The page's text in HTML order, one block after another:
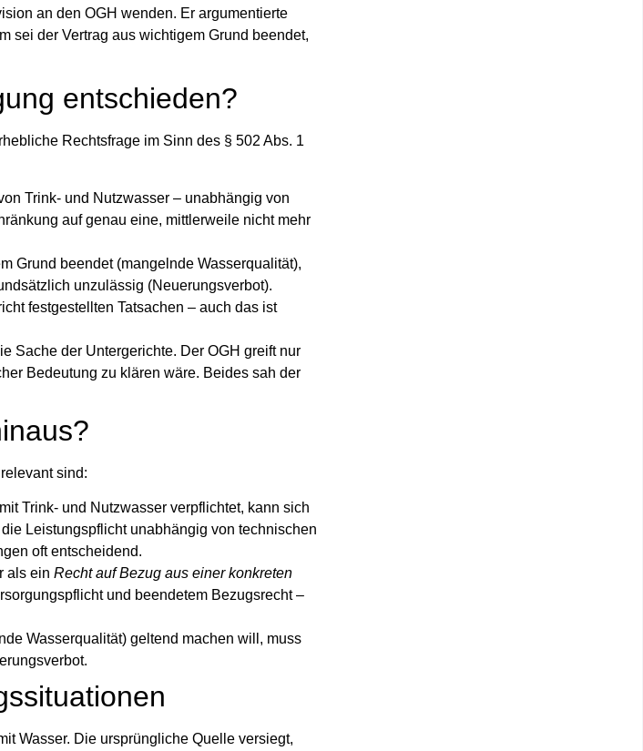
an den OGH wenden. Er argumentierte
sei der Vertrag aus wichtigem Grund beendet,
entschieden?
Rechtsfrage im Sinn des § 502 Abs. 1
Trink- und Nutzwasser – unabhängig von
auf genau eine, mittlerweile nicht mehr
Grund beendet (mangelnde Wasserqualität),
unzulässig (Neuerungsverbot).
festgestellten Tatsachen – auch das ist
Sache der Untergerichte. Der OGH greift nur
Bedeutung zu klären wäre. Beides sah der
sind:
Trink- und Nutzwasser verpflichtet, kann sich
Leistungspflicht unabhängig von technischen
oft entscheidend.
als ein Recht auf Bezug aus einer konkreten
und beendetem Bezugsrecht –
Wasserqualität) geltend machen will, muss
Wasser. Die ursprüngliche Quelle versiegt,